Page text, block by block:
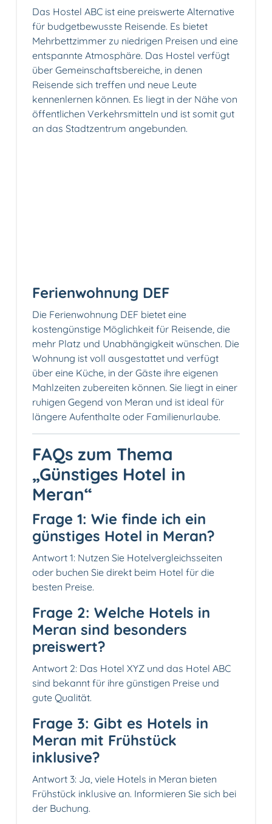
Das Hostel ABC ist eine preiswerte Alternative
für budgetbewusste Reisende. Es bietet
Mehrbettzimmer zu niedrigen Preisen und eine
entspannte Atmosphäre. Das Hostel verfügt
über Gemeinschaftsbereiche, in denen
Reisende sich treffen und neue Leute
kennenlernen können. Es liegt in der Nähe von
öffentlichen Verkehrsmitteln und ist somit gut
an das Stadtzentrum angebunden.
Ferienwohnung DEF
Die Ferienwohnung DEF bietet eine
kostengünstige Möglichkeit für Reisende, die
mehr Platz und Unabhängigkeit wünschen. Die
Wohnung ist voll ausgestattet und verfügt
über eine Küche, in der Gäste ihre eigenen
Mahlzeiten zubereiten können. Sie liegt in einer
ruhigen Gegend von Meran und ist ideal für
längere Aufenthalte oder Familienurlaube.
FAQs zum Thema
„Günstiges Hotel in
Meran“
Frage 1: Wie finde ich ein
günstiges Hotel in Meran?
Antwort 1: Nutzen Sie Hotelvergleichsseiten
oder buchen Sie direkt beim Hotel für die
besten Preise.
Frage 2: Welche Hotels in
Meran sind besonders
preiswert?
Antwort 2: Das Hotel XYZ und das Hotel ABC
sind bekannt für ihre günstigen Preise und
gute Qualität.
Frage 3: Gibt es Hotels in
Meran mit Frühstück
inklusive?
Antwort 3: Ja, viele Hotels in Meran bieten
Frühstück inklusive an. Informieren Sie sich bei
der Buchung.